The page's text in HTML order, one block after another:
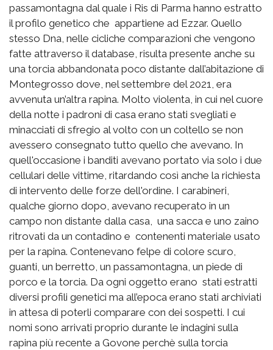
passamontagna dal quale i Ris di Parma hanno estratto
il profilo genetico che appartiene ad Ezzar. Quello
stesso Dna, nelle cicliche comparazioni che vengono
fatte attraverso il database, risulta presente anche su
una torcia abbandonata poco distante dall’abitazione di
Montegrosso dove, nel settembre del 2021, era
avvenuta un’altra rapina. Molto violenta, in cui nel cuore
della notte i padroni di casa erano stati svegliati e
minacciati di sfregio al volto con un coltello se non
avessero consegnato tutto quello che avevano. In
quell'occasione i banditi avevano portato via solo i due
cellulari delle vittime, ritardando così anche la richiesta
di intervento delle forze dell'ordine. I carabineri,
qualche giorno dopo, avevano recuperato in un
campo non distante dalla casa, una sacca e uno zaino
ritrovati da un contadino e contenenti materiale usato
per la rapina. Contenevano felpe di colore scuro,
guanti, un berretto, un passamontagna, un piede di
porco e la torcia. Da ogni oggetto erano stati estratti
diversi profili genetici ma all’epoca erano stati archiviati
in attesa di poterli comparare con dei sospetti. I cui
nomi sono arrivati proprio durante le indagini sulla
rapina più recente a Govone perchè sulla torcia